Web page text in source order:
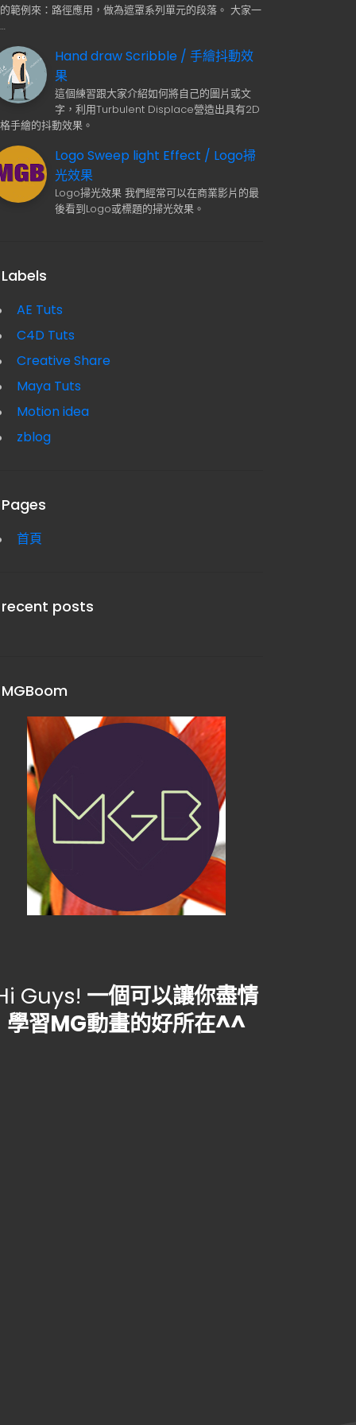
DEC 19, 2018
範例來：路徑應用，做為遮罩系列單元的段落。 大家一
Hand draw Scribble / 手繪抖動效
果
這個練習跟大家介紹如何將自己的圖片或文
字，利用Turbulent Displace營造出具有2D
手繪的抖動效果。
Logo Sweep light Effect / Logo掃
光效果
Logo掃光效果 我們經常可以在商業影片的最
後看到Logo或標題的掃光效果。
Labels
AE Tuts
C4D Tuts
Creative Share
Maya Tuts
Motion idea
zblog
Pages
首頁
recent posts
MGBoom
Guys! 一個可以讓你盡情
學習MG動畫的好所在^^